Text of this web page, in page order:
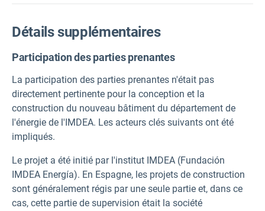
Détails supplémentaires
Participation des parties prenantes
La participation des parties prenantes n'était pas
directement pertinente pour la conception et la
construction du nouveau bâtiment du département de
l'énergie de l'IMDEA. Les acteurs clés suivants ont été
impliqués.
Le projet a été initié par l'institut IMDEA (Fundación
IMDEA Energía). En Espagne, les projets de construction
sont généralement régis par une seule partie et, dans ce
cas, cette partie de supervision était la société